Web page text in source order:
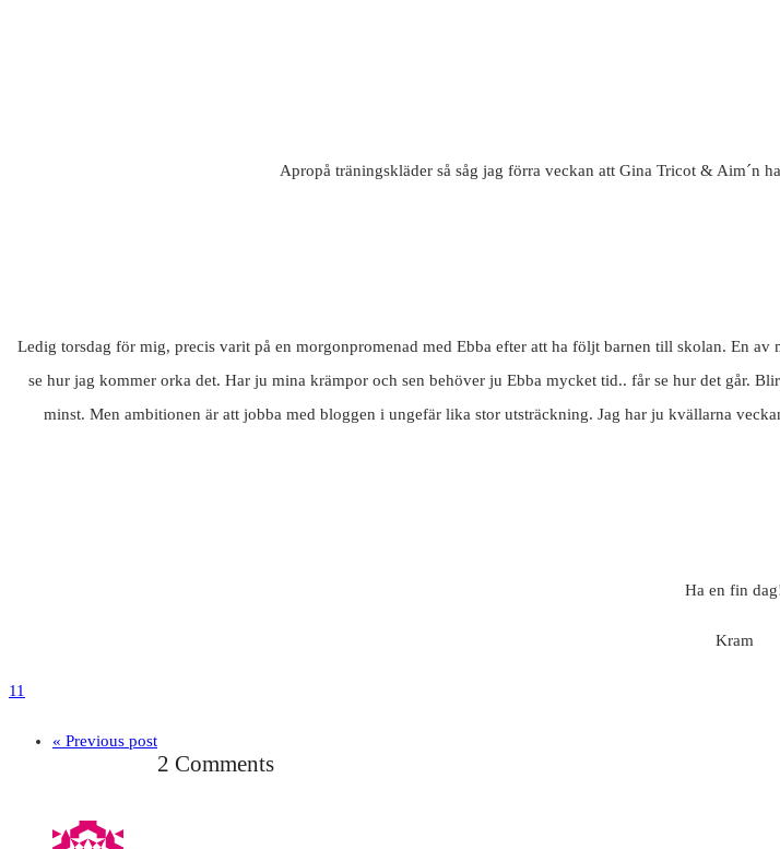
Apropå träningskläder så såg jag förra veckan att Gina Tricot & Aim´n
Ledig torsdag för mig, precis varit på en morgonpromenad med Ebba efter att ha följt barnen till skolan. En
se hur jag kommer orka det. Har ju mina krämpor och sen behöver ju Ebba mycket tid.. får se hur det går.
minst. Men ambitionen är att jobba med bloggen i ungefär lika stor utsträckning. Jag har ju kvällarna
Ha en fin
Kram
11
« Previous post
2 Comments